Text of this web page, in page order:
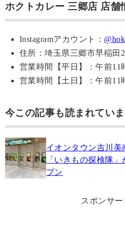
ホクトカレー 三郷店 店舗
Instagramアカウント：
住所：埼玉県三郷市早稲田
営業時間【平日】：午前11
営業時間【土日】：午前11
今この記事も読まれてい
イオンタウン吉川
「いきもの探検隊
プン
スポンサー